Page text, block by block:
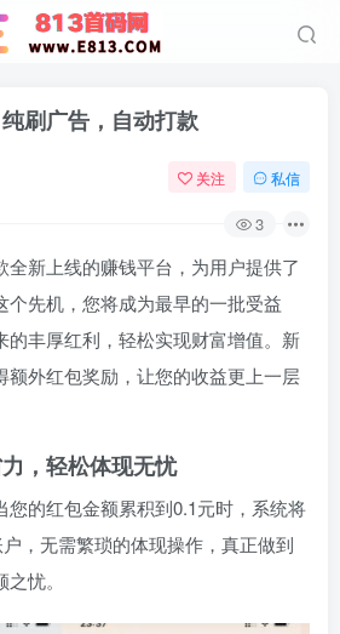
刷广告，自动打款
关注 私信
3
全新上线的赚钱平台， 为用户提供了
个先机， 您将成为最早的一批受益
的丰厚红利 ， 轻松实现财富增值。 新
额外红包奖励 ， 让您的收益更上一层
，轻松体现无忧
您的红包金额累积到0.1元时， 系统将
， 无需繁琐的体现操作， 真正做到
忧。